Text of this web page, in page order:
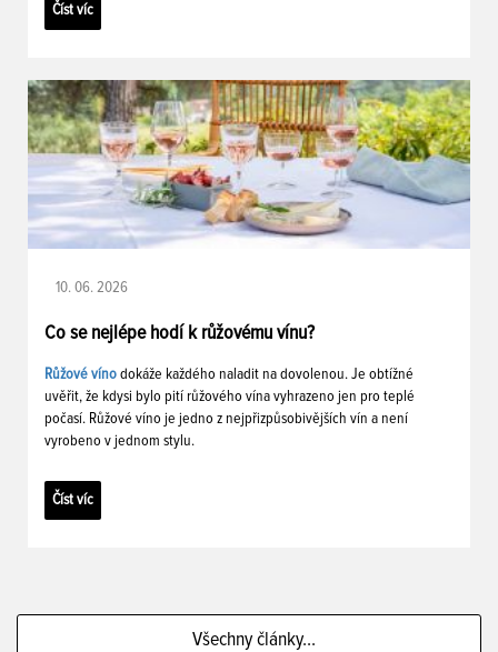
Číst víc
10. 06. 2026
Co se nejlépe hodí k růžovému vínu?
Růžové víno dokáže každého naladit na dovolenou. Je obtížné
uvěřit, že kdysi bylo pití růžového vína vyhrazeno jen pro teplé
počasí. Růžové víno je jedno z nejpřizpůsobivějších vín a není
vyrobeno v jednom stylu.
Číst víc
Všechny články...